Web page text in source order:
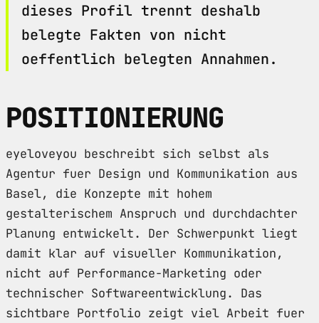
dieses Profil trennt deshalb
belegte Fakten von nicht
oeffentlich belegten Annahmen.
POSITIONIERUNG
eyeloveyou beschreibt sich selbst als
Agentur fuer Design und Kommunikation aus
Basel, die Konzepte mit hohem
gestalterischem Anspruch und durchdachter
Planung entwickelt. Der Schwerpunkt liegt
damit klar auf visueller Kommunikation,
nicht auf Performance-Marketing oder
technischer Softwareentwicklung. Das
sichtbare Portfolio zeigt viel Arbeit fuer